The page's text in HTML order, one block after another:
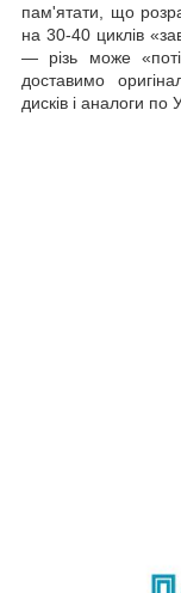
пам'ятати, що
на 30-40 циклів
— різь може
доставимо
дисків і аналоги по